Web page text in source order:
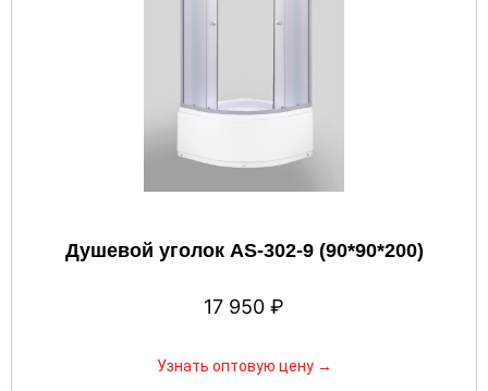
Душевой уголок AS-302-9 (90*90*200)
17 950 ₽
Узнать оптовую цену →